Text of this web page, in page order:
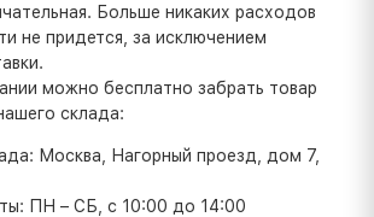
Больше никаких расходов
не придется, за исключением
можно бесплатно забрать товар
склада:
Москва, Нагорный проезд, дом 7,
ПН – СБ, с 10:00 до 14:00